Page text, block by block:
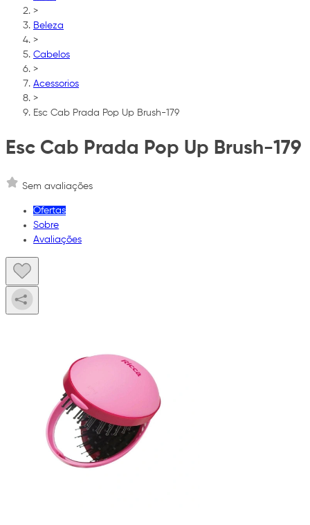
>
Beleza
>
Cabelos
>
Acessorios
>
Esc Cab Prada Pop Up Brush-179
Esc Cab Prada Pop Up Brush-179
Sem avaliações
Ofertas
Sobre
Avaliações